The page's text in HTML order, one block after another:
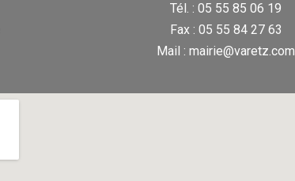
Tél. : 05 55 85 06 19
Fax : 05 55 84 27 63
Mail : mairie@varetz.com